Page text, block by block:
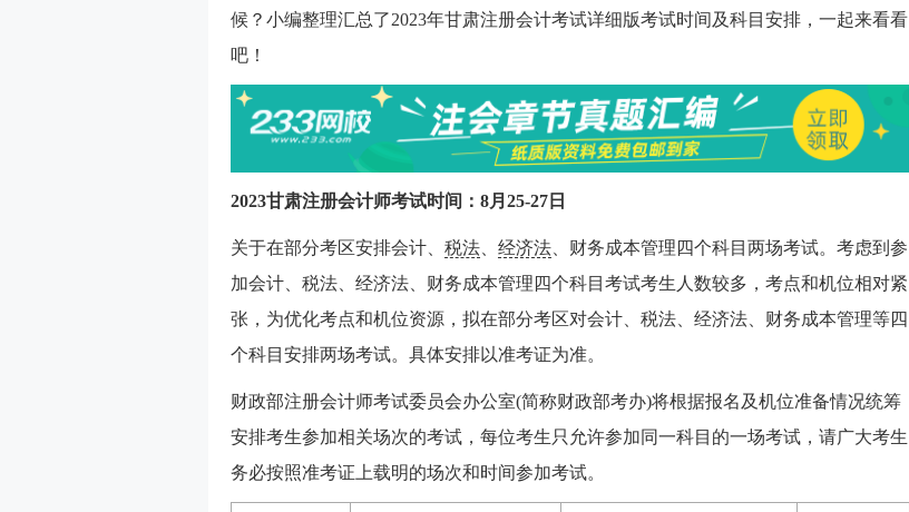
候？小编整理汇总了2023年甘肃注册会计考试详细版考试时间及科目安排，一起来看看
吧！
2023甘肃注册会计师考试时间：8月25-27日
关于在部分考区安排会计、 税法 经济法 、财务成本管理四个科目两场考试。考虑到参
加会计、税法、经济法、财务成本管理四个科目考试考生人数较多，考点和机位相对紧
张，为优化考点和机位资源，拟在部分考区对会计、税法、经济法、财务成本管理等四
个科目安排两场考试。具体安排以准考证为准。
财政部注册会计师考试委员会办公室(简称财政部考办)将根据报名及机位准备情况统筹
安排考生参加相关场次的考试，每位考生只允许参加同一科目的一场考试，请广大考生
务必按照准考证上载明的场次和时间参加考试。